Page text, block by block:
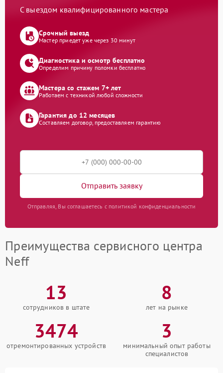
С выездом квалифицированного мастера
Срочный выезд
Мастер приедет уже через 30 минут
Диагностика и осмотр бесплатно
Определим причину поломки бесплатно
Мастера со стажем 7+ лет
Работаем с техникой любой сложности
Гарантия до 12 месяцев
Составляем договор, предоставляем гарантию
Отправить заявку
Отправляя, Вы соглашаетесь с политикой конфиденциальности
Преимущества сервисного центра
Neff
13
сотрудников в штате
8
лет на рынке
3474
отремонтированных устройств
3
минимальный опыт работы
специалистов